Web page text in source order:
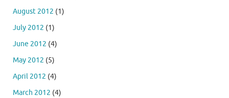
August 2012 (1)
July 2012 (1)
June 2012 (4)
May 2012 (5)
April 2012 (4)
March 2012 (4)